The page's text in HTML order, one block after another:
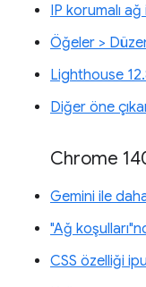
IP korumalı
Öğeler >
Lighthouse
Diğer öne
Chrome
Gemini ile
"Ağ
CSS özelliği